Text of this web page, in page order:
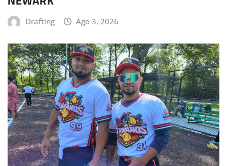
Drafting Ago 3, 2026